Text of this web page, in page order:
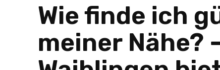
Wie finde ich
meiner Nähe?